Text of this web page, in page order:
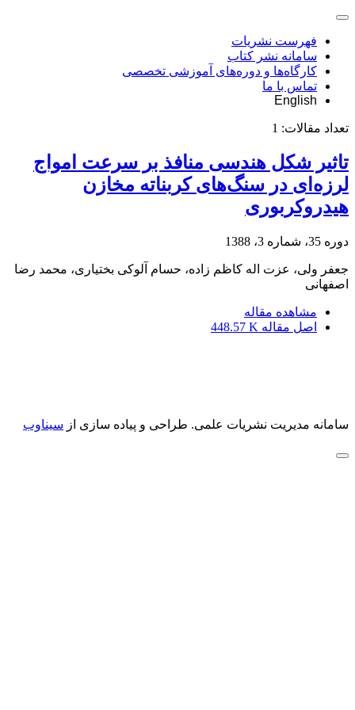
فهرست نشریات
سامانه نشر کتاب
کارگاه‌ها و دوره‌های آموزشی تخصصی
تماس با ما
English
تعداد مقالات: 1
تاثیر شکل هندسی منافذ بر سرعت امواج
لرزه‌ای در سنگ‌های کربناته مخازن
هیدروکربوری
دوره 35، شماره 3، 1388
جعفر ولی، عزت اله کاظم زاده، حسام آلوکی بختیاری، محمد رضا
اصفهانی
مشاهده مقاله
اصل مقاله 448.57 K
سامانه مدیریت نشریات علمی. طراحی و پیاده سازی از سیناوب